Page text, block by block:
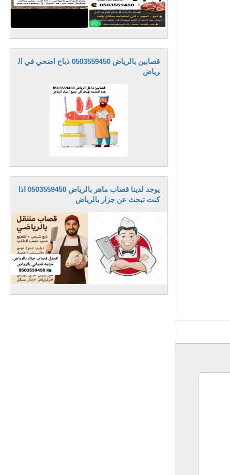
قصابين بالرياض 0503559450 ذباح اضحي في ال
رياض
يوجد لدينا قصاب ماهر بالرياض 0503559450 اذا
كنت تبحث عن جزار بالرياض